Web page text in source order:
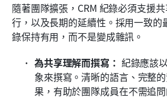
隨著團隊擴張，CRM 紀錄必須支援
行，以及長期的延續性。採用一致的
錄保持有用，而不是變成雜訊。
為共享理解而撰寫： 紀錄應該
象來撰寫。清晰的語言、完整
果，有助於團隊成員在不需追